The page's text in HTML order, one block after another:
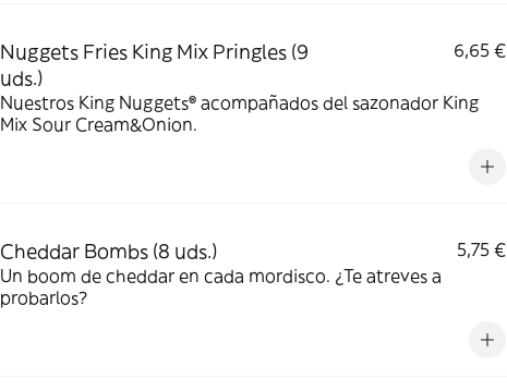
Nuggets Fries King Mix Pringles (9
uds.)
6,65 €
Nuestros King Nuggets® acompañados del sazonador King
Mix Sour Cream&Onion.
Cheddar Bombs (8 uds.)
5,75 €
Un boom de cheddar en cada mordisco. ¿Te atreves a
probarlos?